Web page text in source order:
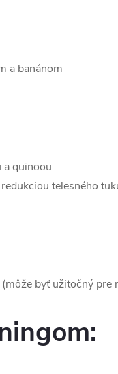
a banánom
a quinoou
telesného
byť užitočný pre